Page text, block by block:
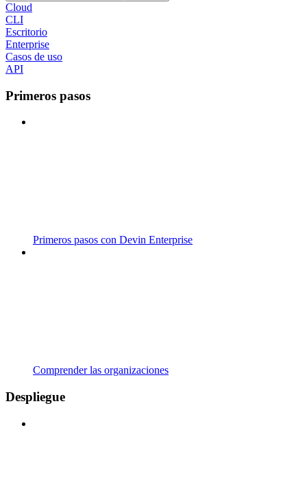
Cloud
CLI
Escritorio
Enterprise
Casos de uso
API
Primeros pasos
Primeros pasos con Devin Enterprise
Comprender las organizaciones
Despliegue